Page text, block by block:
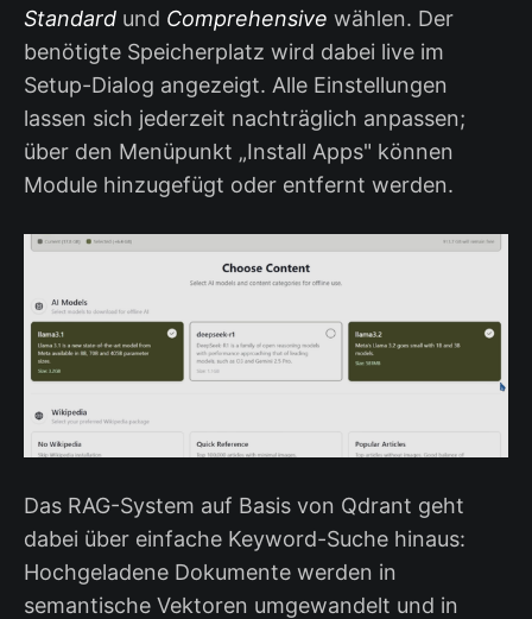
Standard und Comprehensive wählen. Der
benötigte Speicherplatz wird dabei live im
Setup-Dialog angezeigt. Alle Einstellungen
lassen sich jederzeit nachträglich anpassen;
über den Menüpunkt „Install Apps" können
Module hinzugefügt oder entfernt werden.
Das RAG-System auf Basis von Qdrant geht
dabei über einfache Keyword-Suche hinaus:
Hochgeladene Dokumente werden in
semantische Vektoren umgewandelt und in